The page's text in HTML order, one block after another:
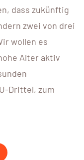
dass zukünftig
zwei von drei
wollen es
Alter aktiv
Drittel, zum